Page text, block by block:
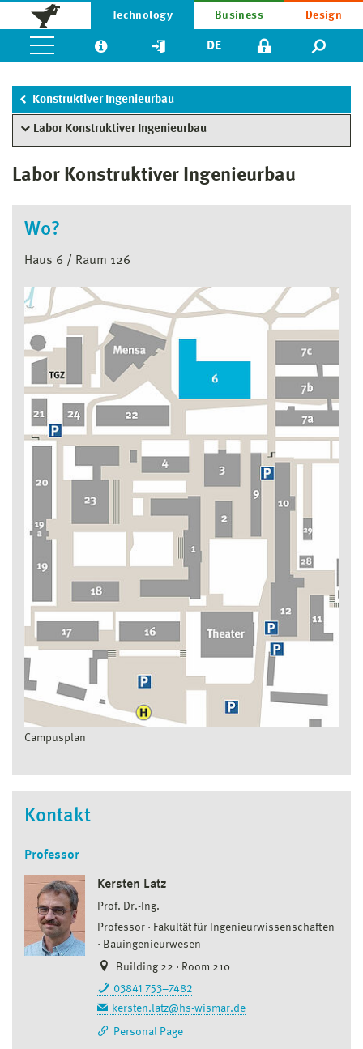
Technology Business Design
DE
Konstruktiver Ingenieurbau
Labor Konstruktiver Ingenieurbau
Labor Konstruktiver Ingenieurbau
Wo?
Haus 6 / Raum 126
Campusplan
Kontakt
Professor
Kersten Latz
Prof. Dr.-Ing.
Professor
Fakultät für Ingenieurwissenschaften
Bauingenieurwesen
Building 22 · Room 210
03841 753–7482
kersten.latz@hs-wismar.de
Personal Page